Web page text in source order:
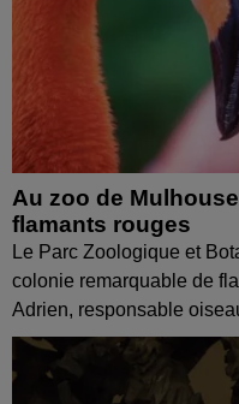
Au zoo de
flamants rouges
Le Parc Zoologique et
colonie remarquable de
Adrien, responsable